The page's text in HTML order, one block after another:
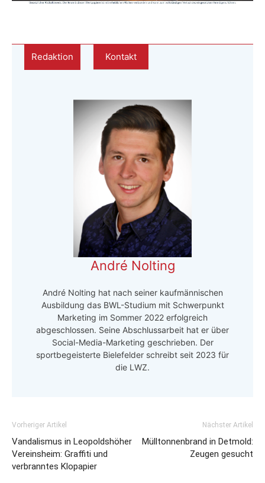
Redaktion Kontakt
André Nolting
André Nolting hat nach seiner kaufmännischen
Ausbildung das BWL-Studium mit Schwerpunkt
Marketing im Sommer 2022 erfolgreich
abgeschlossen. Seine Abschlussarbeit hat er über
Social-Media-Marketing geschrieben. Der
sportbegeisterte Bielefelder schreibt seit 2023 für
die LWZ.
Vorheriger Artikel
Vandalismus in Leopoldshöher
Vereinsheim: Graffiti und
verbranntes Klopapier
Nächster Artikel
Mülltonnenbrand in Detmold:
Zeugen gesucht